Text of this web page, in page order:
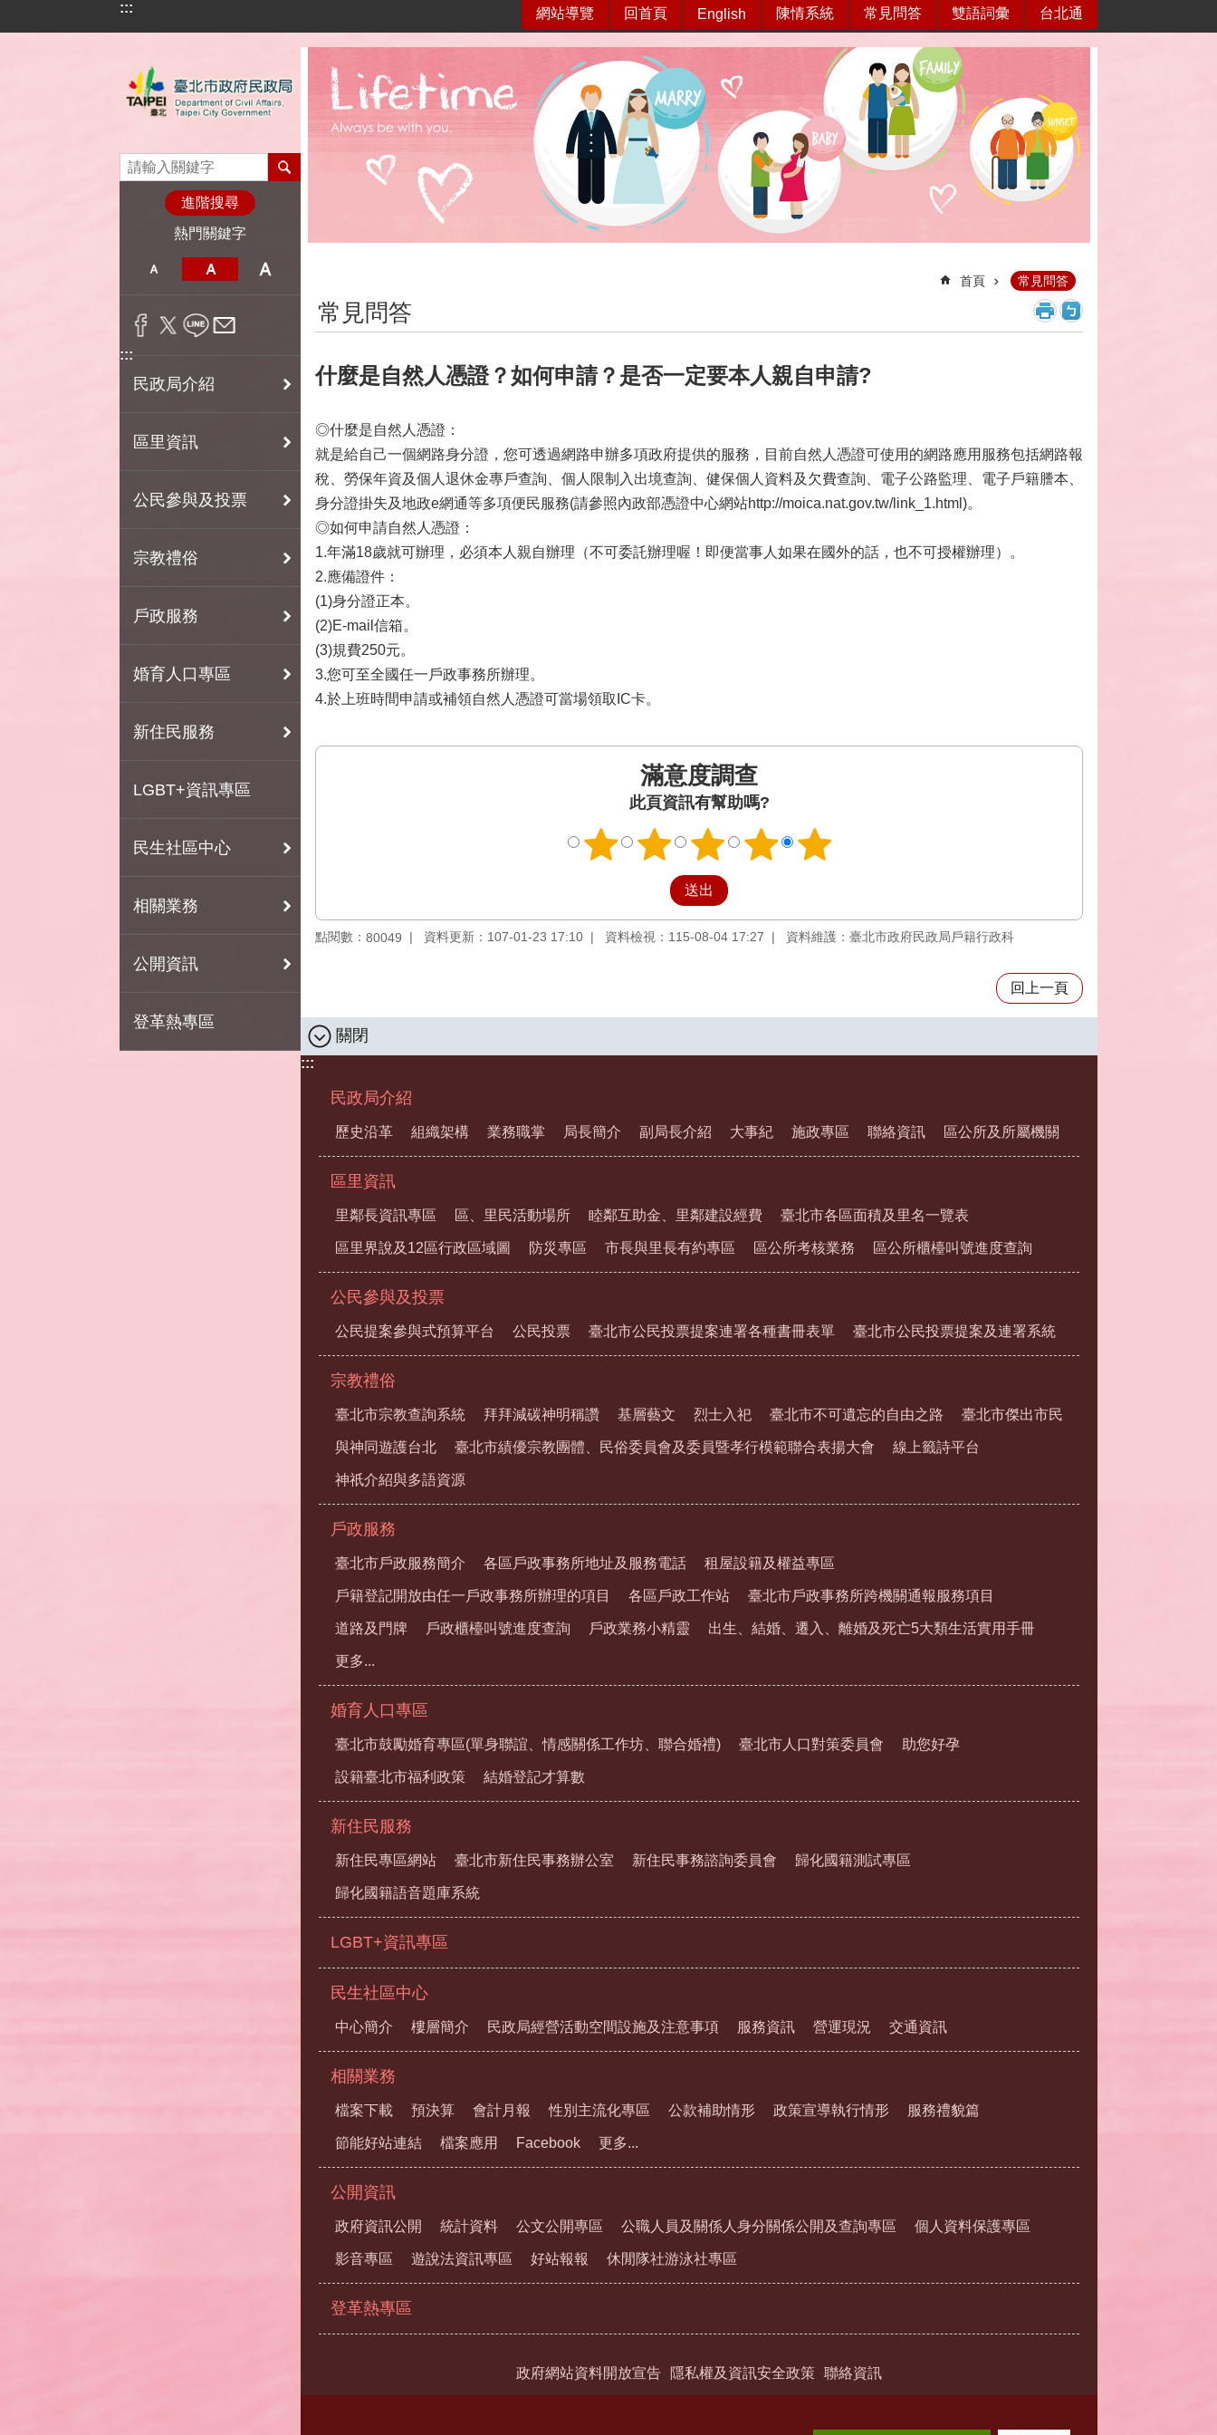
跳到主要內容區塊
::: 網站導覽 回首頁 English 陳情系統 常見問答 雙語詞彙 台北通
進階搜尋
熱門關鍵字
:::
民政局介紹
區里資訊
公民參與及投票
宗教禮俗
戶政服務
婚育人口專區
新住民服務
LGBT+資訊專區
民生社區中心
相關業務
公開資訊
登革熱專區
首頁 常見問答
常見問答
什麼是自然人憑證？如何申請？是否一定要本人親自申請?
◎什麼是自然人憑證：
就是給自己一個網路身分證，您可透過網路申辦多項政府提供的服務，目前自然人憑證可使用的網路應用服務包括網路報
稅、勞保年資及個人退休金專戶查詢、個人限制入出境查詢、健保個人資料及欠費查詢、電子公路監理、電子戶籍謄本、
身分證掛失及地政e網通等多項便民服務(請參照內政部憑證中心網站http://moica.nat.gov.tw/link_1.html)。
◎如何申請自然人憑證：
1.年滿18歲就可辦理，必須本人親自辦理（不可委託辦理喔！即便當事人如果在國外的話，也不可授權辦理）。
2.應備證件：
(1)身分證正本。
(2)E-mail信箱。
(3)規費250元。
3.您可至全國任一戶政事務所辦理。
4.於上班時間申請或補領自然人憑證可當場領取IC卡。
滿意度調查
此頁資訊有幫助嗎?
點閱數： 80049 資料更新：107-01-23 17:10 資料檢視：115-08-04 17:27 資料維護：臺北市政府民政局戶籍行政科
回上一頁
關閉
:::
民政局介紹
歷史沿革 組織架構 業務職掌 局長簡介 副局長介紹 大事紀 施政專區 聯絡資訊 區公所及所屬機關
區里資訊
里鄰長資訊專區 區、里民活動場所 睦鄰互助金、里鄰建設經費 臺北市各區面積及里名一覽表
區里界說及12區行政區域圖 防災專區 市長與里長有約專區 區公所考核業務 區公所櫃檯叫號進度查詢
公民參與及投票
公民提案參與式預算平台 公民投票 臺北市公民投票提案連署各種書冊表單 臺北市公民投票提案及連署系統
宗教禮俗
臺北市宗教查詢系統 拜拜減碳神明稱讚 基層藝文 烈士入祀 臺北市不可遺忘的自由之路 臺北市傑出市民
與神同遊護台北 臺北市績優宗教團體、民俗委員會及委員暨孝行模範聯合表揚大會 線上籤詩平台
神祇介紹與多語資源
戶政服務
臺北市戶政服務簡介 各區戶政事務所地址及服務電話 租屋設籍及權益專區
戶籍登記開放由任一戶政事務所辦理的項目 各區戶政工作站 臺北市戶政事務所跨機關通報服務項目
道路及門牌 戶政櫃檯叫號進度查詢 戶政業務小精靈 出生、結婚、遷入、離婚及死亡5大類生活實用手冊
更多...
婚育人口專區
臺北市鼓勵婚育專區(單身聯誼、情感關係工作坊、聯合婚禮) 臺北市人口對策委員會 助您好孕
設籍臺北市福利政策 結婚登記才算數
新住民服務
新住民專區網站 臺北市新住民事務辦公室 新住民事務諮詢委員會 歸化國籍測試專區
歸化國籍語音題庫系統
LGBT+資訊專區
民生社區中心
中心簡介 樓層簡介 民政局經營活動空間設施及注意事項 服務資訊 營運現況 交通資訊
相關業務
檔案下載 預決算 會計月報 性別主流化專區 公款補助情形 政策宣導執行情形 服務禮貌篇
節能好站連結 檔案應用 Facebook 更多...
公開資訊
政府資訊公開 統計資料 公文公開專區 公職人員及關係人身分關係公開及查詢專區 個人資料保護專區
影音專區 遊說法資訊專區 好站報報 休閒隊社游泳社專區
登革熱專區
政府網站資料開放宣告 隱私權及資訊安全政策 聯絡資訊